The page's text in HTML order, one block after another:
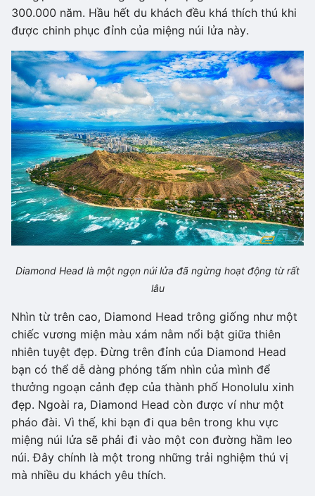
300.000 năm. Hầu hết du khách đều khá thích thú khi
được chinh phục đỉnh của miệng núi lửa này.
Diamond Head là một ngọn núi lửa đã ngừng hoạt động từ rất
lâu
Nhìn từ trên cao, Diamond Head trông giống như một
chiếc vương miện màu xám nằm nổi bật giữa thiên
nhiên tuyệt đẹp. Đừng trên đỉnh của Diamond Head
bạn có thể dễ dàng phóng tấm nhìn của mình để
thưởng ngoạn cảnh đẹp của thành phố Honolulu xinh
đẹp. Ngoài ra, Diamond Head còn được ví như một
pháo đài. Vì thế, khi bạn đi qua bên trong khu vực
miệng núi lửa sẽ phải đi vào một con đường hầm leo
núi. Đây chính là một trong những trải nghiệm thú vị
mà nhiều du khách yêu thích.